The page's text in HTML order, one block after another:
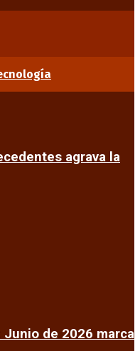
agrava la
de 2026 marca